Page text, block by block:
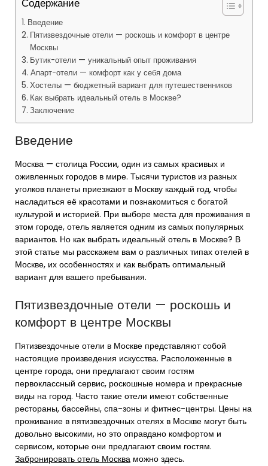
Содержание
Введение
Пятизвездочные отели — роскошь и комфорт в центре
Москвы
Бутик-отели — уникальный опыт проживания
Апарт-отели — комфорт как у себя дома
Хостелы — бюджетный вариант для путешественников
Как выбрать идеальный отель в Москве?
Заключение
Введение
Москва — столица России, один из самых красивых и
оживленных городов в мире. Тысячи туристов из разных
уголков планеты приезжают в Москву каждый год, чтобы
насладиться её красотами и познакомиться с богатой
культурой и историей. При выборе места для проживания в
этом городе, отель является одним из самых популярных
вариантов. Но как выбрать идеальный отель в Москве? В
этой статье мы расскажем вам о различных типах отелей в
Москве, их особенностях и как выбрать оптимальный
вариант для вашего пребывания.
Пятизвездочные отели — роскошь и
комфорт в центре Москвы
Пятизвездочные отели в Москве представляют собой
настоящие произведения искусства. Расположенные в
центре города, они предлагают своим гостям
первоклассный сервис, роскошные номера и прекрасные
виды на город. Часто такие отели имеют собственные
рестораны, бассейны, спа-зоны и фитнес-центры. Цены на
проживание в пятизвездочных отелях в Москве могут быть
довольно высокими, но это оправдано комфортом и
сервисом, которые они предлагают своим гостям.
Забронировать отель Москва можно здесь.